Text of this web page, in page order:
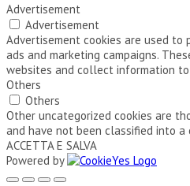
Advertisement
Advertisement
Advertisement cookies are used
ads and marketing campaigns.
websites and collect information to
Others
Others
Other uncategorized cookies are
and have not been classified into a
ACCETTA E SALVA
Powered by